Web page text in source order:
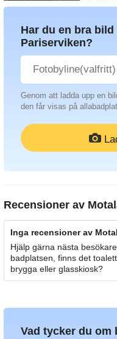
Har du en bra bild
Pariserviken?
Genom att ladda upp en
den får visas på
Recensioner av
Inga recensioner av
Hjälp gärna nästa
badplatsen, finns det
brygga eller glasskiosk?
Vad tycker du om